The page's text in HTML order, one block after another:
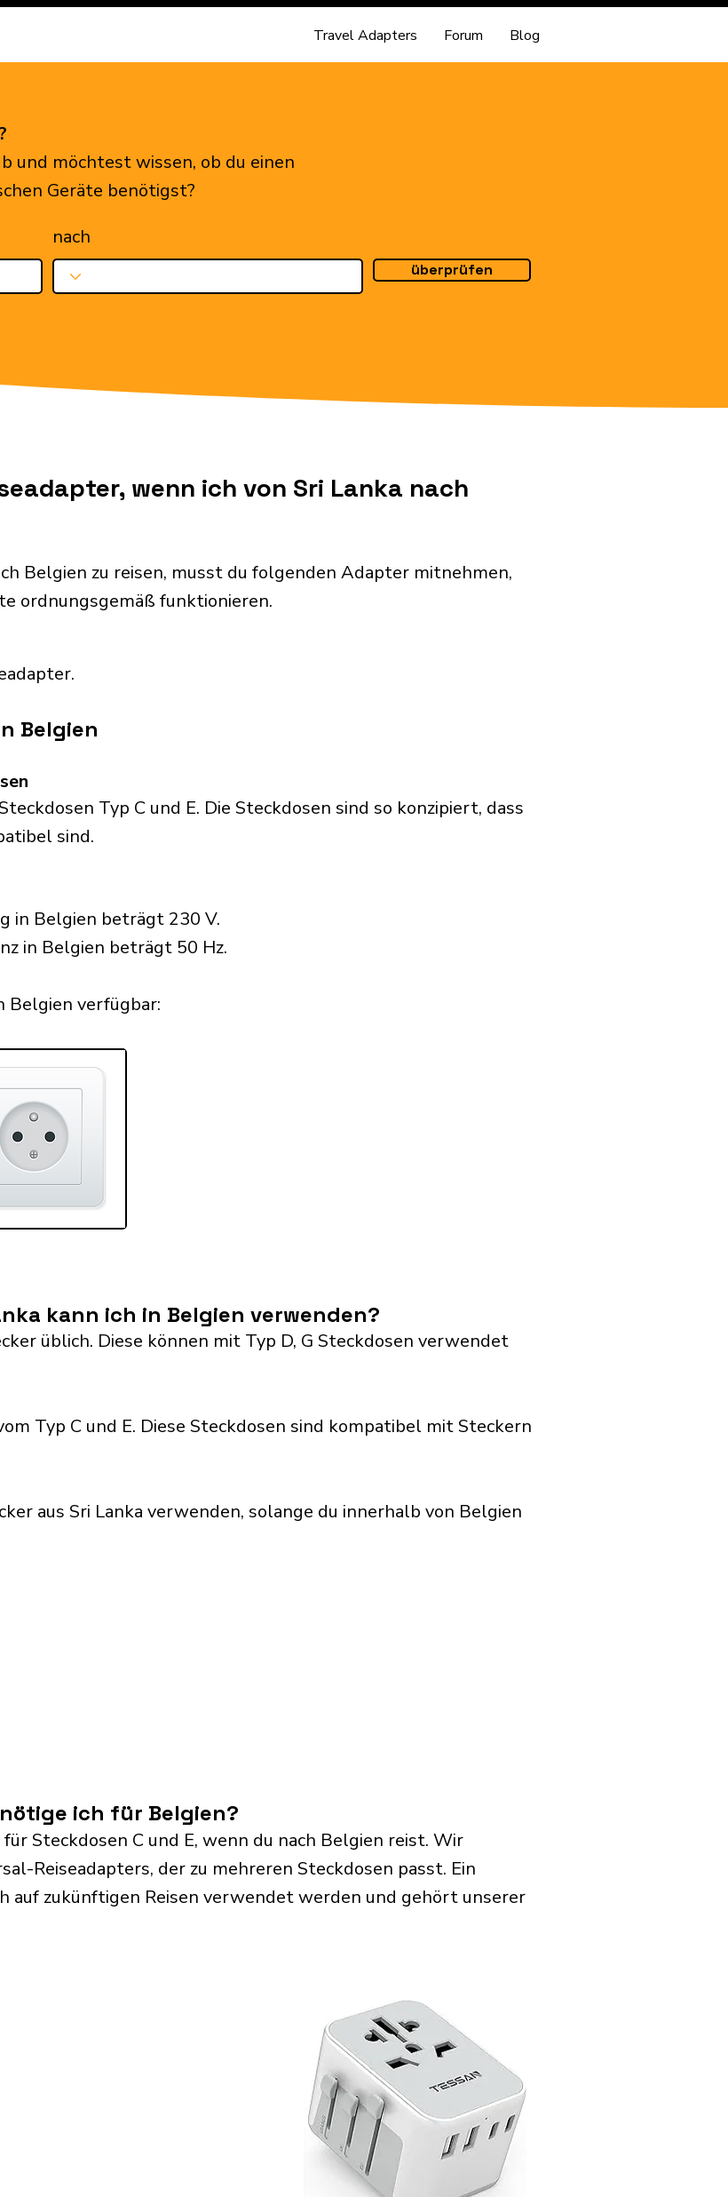
Travel Adapters Forum Blog
und möchtest wissen, ob du einen
Geräte benötigst?
nach
überprüfen
wenn ich von Sri Lanka nach
Belgien zu reisen, musst du folgenden Adapter mitnehmen,
ordnungsgemäß funktionieren.
Belgien
Typ C und E. Die Steckdosen sind so konzipiert, dass
sind.
in Belgien beträgt 230 V.
in Belgien beträgt 50 Hz.
Belgien verfügbar:​
kann ich in Belgien verwenden?
üblich. Diese können mit Typ D, G Steckdosen verwendet
Typ C und E. Diese Steckdosen sind kompatibel mit Steckern
aus Sri Lanka verwenden, solange du innerhalb von Belgien
ich für Belgien?
Steckdosen C und E, wenn du nach Belgien reist. Wir
Reiseadapters, der zu mehreren Steckdosen passt. Ein
auf zukünftigen Reisen verwendet werden und gehört unserer